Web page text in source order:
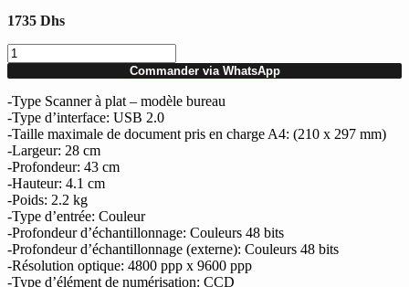
1735 Dhs
quantité
de
Scanner
à
plat
EPSON
Perfection
V370
Photo
Commander via WhatsApp
-Type Scanner à plat – modèle bureau
-Type d’interface: USB 2.0
-Taille maximale de document pris en charge A4: (210 x 297 mm)
-Largeur: 28 cm
-Profondeur: 43 cm
-Hauteur: 4.1 cm
-Poids: 2.2 kg
-Type d’entrée: Couleur
-Profondeur d’échantillonnage: Couleurs 48 bits
-Profondeur d’échantillonnage (externe): Couleurs 48 bits
-Résolution optique: 4800 ppp x 9600 ppp
-Type d’élément de numérisation: CCD